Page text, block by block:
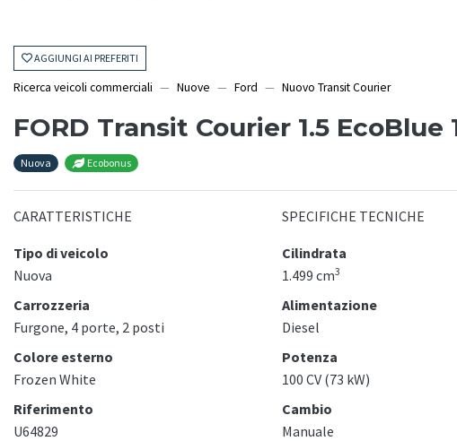
AGGIUNGI AI PREFERITI
Ricerca veicoli commerciali Nuove Ford Nuovo Transit Courier
FORD Transit Courier 1.5 EcoBlue
Nuova Ecobonus
CARATTERISTICHE
Tipo di veicolo
Nuova
Carrozzeria
Furgone, 4 porte, 2 posti
Colore esterno
Frozen White
Riferimento
U64829
SPECIFICHE TECNICHE
Cilindrata
1.499 cm3
Alimentazione
Diesel
Potenza
100 CV (73 kW)
Cambio
Manuale